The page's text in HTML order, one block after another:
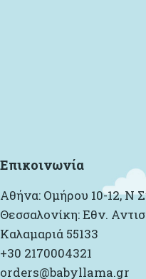
Επικοινωνία
Αθήνα: Ομήρου 10-12, Ν
Θεσσαλονίκη: Εθν.
Καλαμαριά 55133
+30 2170004321
orders@babyllama.gr